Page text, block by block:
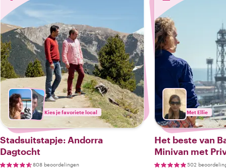
Kies je favoriete local
Stadsuitstapje: Andorra
Dagtocht
808 beoordelingen
Met Ellie
Het beste van
Minivan met
502